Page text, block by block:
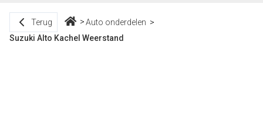
Terug
Auto onderdelen
Suzuki Alto Kachel Weerstand